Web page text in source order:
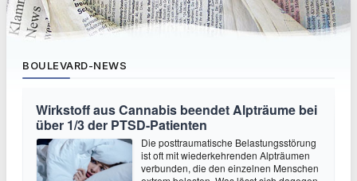
BOULEVARD-NEWS
Wirkstoff aus Cannabis beendet Alpträume bei
über 1/3 der PTSD-Patienten
Die posttraumatische Belastungsstörung
ist oft mit wiederkehrenden Alpträumen
verbunden, die den einzelnen Menschen